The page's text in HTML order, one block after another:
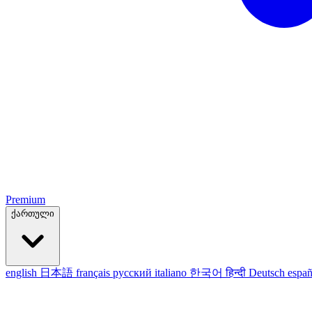
Premium
ქართული
english 日本語 français русский italiano 한국어हिन्दी Deutsch